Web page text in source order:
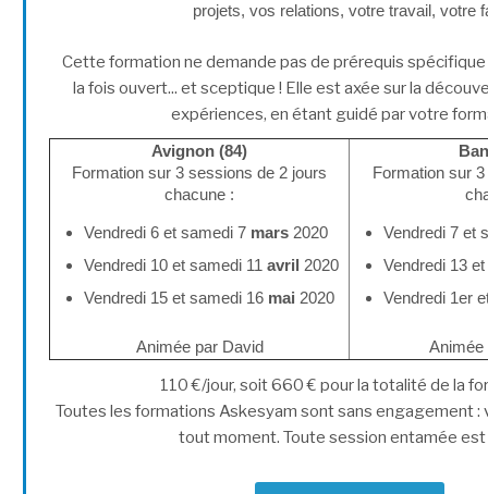
projets, vos relations, votre travail, votre
Cette formation ne demande pas de prérequis spécifique
la fois ouvert... et sceptique ! Elle est axée sur la
expériences, en étant guidé par votre
Avignon (84)
Formation sur 3 sessions de 2 jours
chacune :
Vendredi 6 et samedi 7 mars 2020
Vendredi 10 et samedi 11 avril 2020
Vendredi 15 et samedi 16 mai 2020
Animée par David
Formation sur
Vendredi 7 et
Vendredi 13
Vendredi 1er
Animée
110 €/jour, soit 660 € pour la totalité de la
Toutes les formations Askesyam sont sans engagement :
tout moment. Toute session entamée est